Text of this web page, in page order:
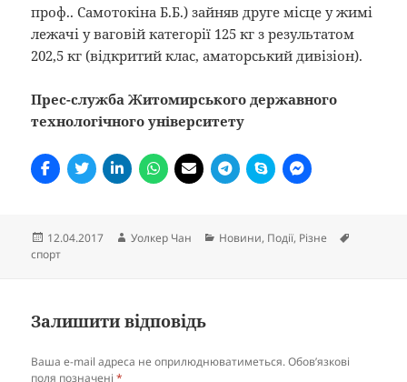
проф.. Самотокіна Б.Б.) зайняв друге місце у жимі
лежачі у ваговій категорії 125 кг з результатом
202,5 кг (відкритий клас, аматорський дивізіон).
Прес-служба Житомирського державного
технологічного університету
Опубліковано
12.04.2017 Автор
Уолкер Чан Категорії
Новини, Події, Різне
спорт
Залишити відповідь
Ваша e-mail адреса не оприлюднюватиметься. Обов’язкові
поля позначені*